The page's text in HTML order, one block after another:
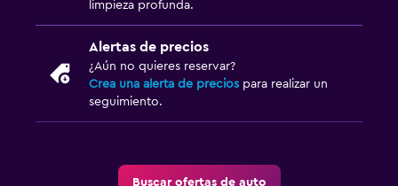
limpieza profunda.
Alertas de precios
¿Aún no quieres reservar?
Crea una alerta de precios para realizar un
seguimiento.
Buscar ofertas de auto